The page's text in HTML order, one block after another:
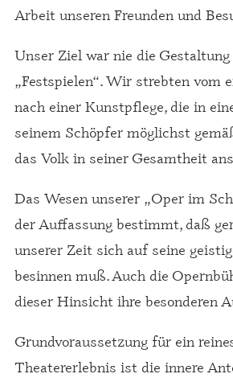
Arbeit unseren Freunden und
Unser Ziel war nie die Gestaltung
„Festspielen“. Wir strebten vom
nach einer Kunstpflege, die in
seinem Schöpfer möglichst
das Volk in seiner Gesamtheit
Das Wesen unserer „Oper im
der Auffassung bestimmt, daß
unserer Zeit sich auf seine
besinnen muß. Auch die
dieser Hinsicht ihre besonderen
Grundvoraussetzung für ein
Theatererlebnis ist die innere